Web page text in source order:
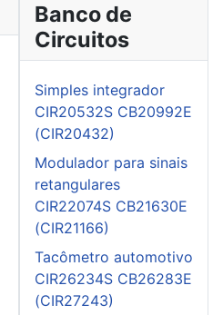
Banco de
Circuitos
Simples integrador
CIR20532S CB20992E
(CIR20432)
Modulador para sinais
retangulares
CIR22074S CB21630E
(CIR21166)
Tacômetro automotivo
CIR26234S CB26283E
(CIR27243)